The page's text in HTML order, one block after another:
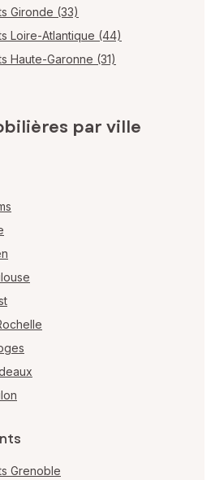
Gironde (33)
Loire-Atlantique (44)
Haute-Garonne (31)
par ville
Grenoble